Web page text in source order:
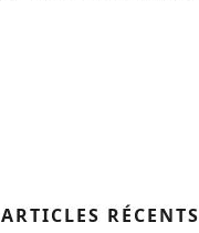
ARTICLES RÉCENTS